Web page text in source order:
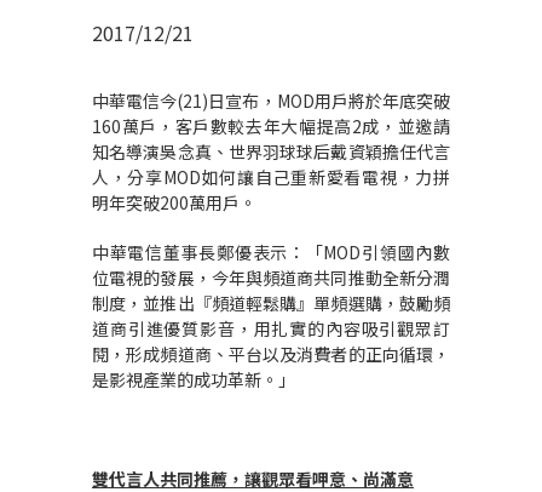
2017/12/21
中華電信今(21)日宣布，MOD用戶將於年底突破
160萬戶，客戶數較去年大幅提高2成，並邀請
知名導演吳念真、世界羽球球后戴資穎擔任代言
人，分享MOD如何讓自己重新愛看電視，力拼
明年突破200萬用戶。
中華電信董事長鄭優表示：「MOD引領國內數
位電視的發展，今年與頻道商共同推動全新分潤
制度，並推出『頻道輕鬆購』單頻選購，鼓勵頻
道商引進優質影音，用扎實的內容吸引觀眾訂
閱，形成頻道商、平台以及消費者的正向循環，
是影視產業的成功革新。」
雙代言人共同推薦，讓觀眾看呷意、尚滿意